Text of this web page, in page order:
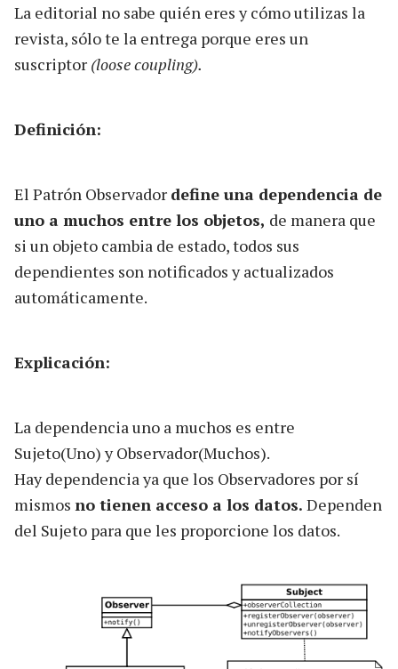
La editorial no sabe quién eres y cómo utilizas la
revista, sólo te la entrega porque eres un
suscriptor (loose coupling).
Definición:
El Patrón Observador define una dependencia de
uno a muchos entre los objetos, de manera que
si un objeto cambia de estado, todos sus
dependientes son notificados y actualizados
automáticamente.
Explicación:
La dependencia uno a muchos es entre
Sujeto(Uno) y Observador(Muchos).
Hay dependencia ya que los Observadores por sí
mismos no tienen acceso a los datos. Dependen
del Sujeto para que les proporcione los datos.